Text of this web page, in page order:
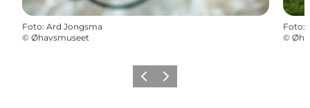
Foto: Ard Jongsma
© Øhavsmuseet
Foto:
©
ZurückWeiter